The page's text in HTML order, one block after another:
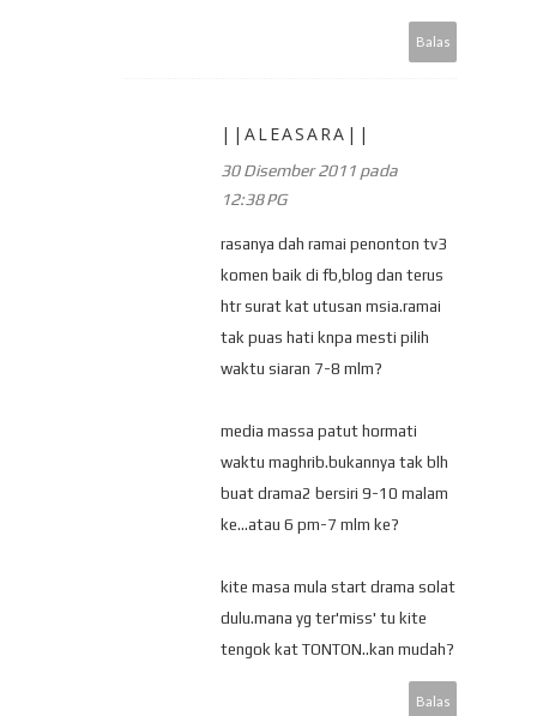
Balas
||ALEASARA||
30 Disember 2011 pada
12:38 PG
rasanya dah ramai penonton tv3
komen baik di fb,blog dan terus
htr surat kat utusan msia.ramai
tak puas hati knpa mesti pilih
waktu siaran 7-8 mlm?
media massa patut hormati
waktu maghrib.bukannya tak blh
buat drama2 bersiri 9-10 malam
ke...atau 6 pm-7 mlm ke?
kite masa mula start drama solat
dulu.mana yg ter'miss' tu kite
tengok kat TONTON..kan mudah?
Balas